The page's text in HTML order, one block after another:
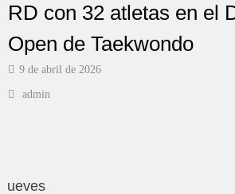
RD con 32 atletas en el
Open de Taekwondo
9 de abril de 2026
admin